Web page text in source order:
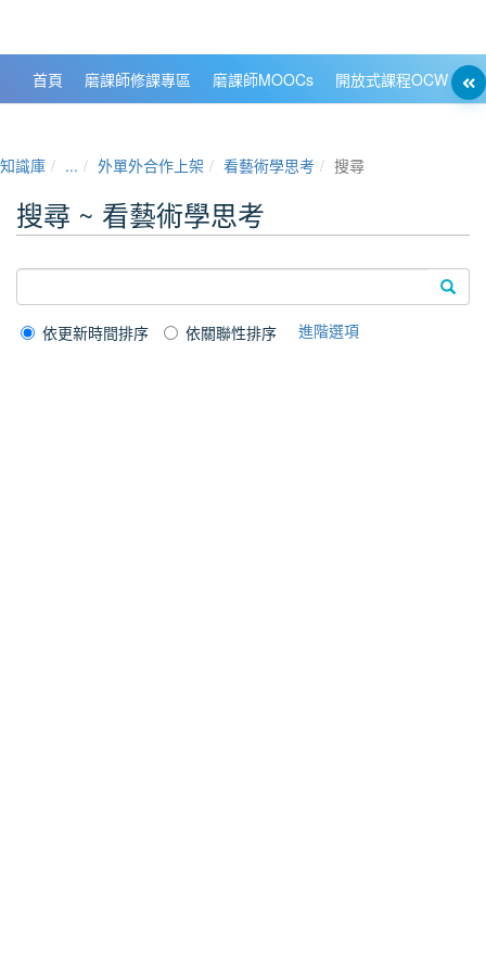
首頁 磨課師修課專區 磨課師MOOCs 開放式課程OCW
知識庫 ... 外單外合作上架 看藝術學思考 搜尋
搜尋 ~ 看藝術學思考
依更新時間排序 依關聯性排序 進階選項